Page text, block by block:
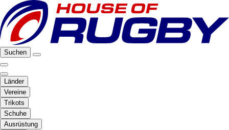
Suchen
Länder
Vereine
Trikots
Schuhe
Ausrüstung